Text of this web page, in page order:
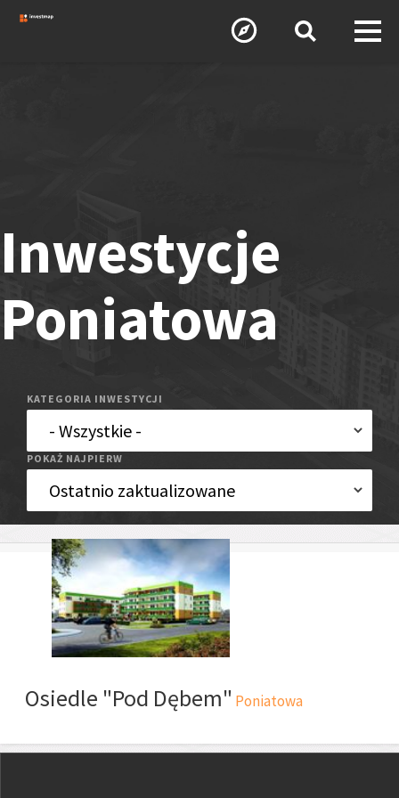
Inwestycje
Poniatowa
KATEGORIA INWESTYCJI
POKAŻ NAJPIERW
Osiedle "Pod Dębem" Poniatowa